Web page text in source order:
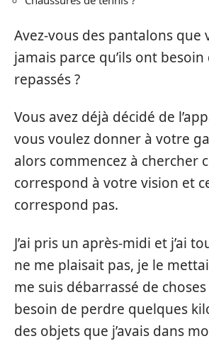
Avez-vous des pantalons que
jamais parce qu’ils ont besoin
repassés ?
Vous avez déjà décidé de
vous voulez donner à votre
alors commencez à chercher
correspond à votre vision et
correspond pas.
J’ai pris un après-midi et j’ai
ne me plaisait pas, je le
me suis débarrassé de choses
besoin de perdre quelques
des objets que j’avais dans